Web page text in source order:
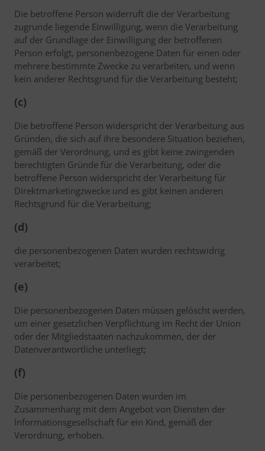
Die betroffene Person widerruft die der Verarbeitung
zugrunde liegende Einwilligung, wenn die Verarbeitung
auf der Grundlage der Einwilligung der betroffenen
Person erfolgt, personenbezogene Daten für einen oder
mehrere bestimmte Zwecke zu verarbeiten, und wenn
kein anderer Rechtsgrund für die Verarbeitung besteht;
(c)
Die betroffene Person widerspricht der Verarbeitung aus
Gründen, die sich auf ihre besondere Situation beziehen,
gemäß der Verordnung, und es gibt keine zwingenden
berechtigten Gründe für die Verarbeitung, oder die
betroffene Person widerspricht der Verarbeitung für
Direktmarketingzwecke und es gibt keinen anderen
Rechtsgrund für die Verarbeitung;
(d)
die personenbezogenen Daten wurden rechtswidrig
verarbeitet;
(e)
Die personenbezogenen Daten müssen gelöscht werden,
um einer gesetzlichen Verpflichtung im Recht der Union
oder der Mitgliedstaaten nachzukommen, der der
Datenverantwortliche unterliegt;
(f)
Die personenbezogenen Daten wurden im
Zusammenhang mit dem Angebot von Diensten der
Informationsgesellschaft für ein Kind, gemäß der
Verordnung, erhoben.